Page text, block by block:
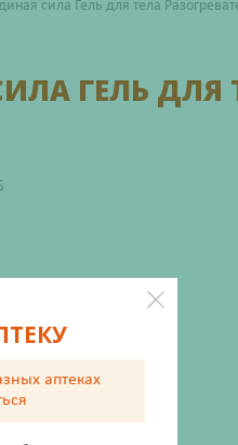
сила Гель для тела
ГЕЛЬ ДЛЯ
аптеках